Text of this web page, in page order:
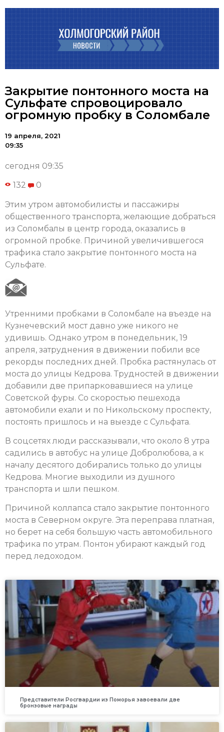
Закрытие понтонного моста на
Сульфате спровоцировало
огромную пробку в Соломбале
19 апреля, 2021
09:35
сегодня 09:35
132 0
Этим утром автомобилисты и пассажиры
общественного транспорта, желающие добраться
из Соломбалы в центр города, оказались в
огромной пробке. Причиной увеличившегося
трафика стало закрытие понтонного моста на
Сульфате.
Утренними пробками в Соломбале на въезде на
Кузнечевский мост давно уже никого не
удивишь. Однако утром в понедельник, 19
апреля, затруднения в движении побили все
рекорды последних дней. Пробка растянулась от
моста до улицы Кедрова. Трудностей в движении
добавили две припарковавшиеся на улице
Советской фуры. Со скоростью пешехода
автомобили ехали и по Никольскому проспекту,
постоять пришлось и на выезде с Сульфата.
В соцсетях люди рассказывали, что около 8 утра
садились в автобус на улице Добролюбова, а к
началу десятого добирались только до улицы
Кедрова. Многие выходили из душного
транспорта и шли пешком.
Причиной коллапса стало закрытие понтонного
моста в Северном округе. Эта переправа платная,
но берет на себя большую часть автомобильного
трафика по утрам. Понтон убирают каждый год
перед ледоходом.
Представители Росгвардии из Поморья завоевали две
бронзовые награды